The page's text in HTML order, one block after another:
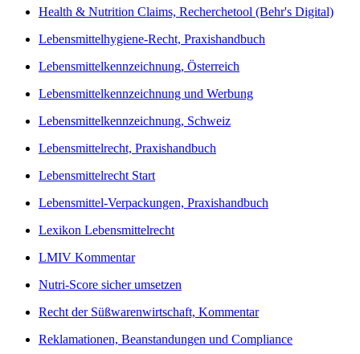
Health & Nutrition Claims, Recherchetool (Behr's Digital)
Lebensmittelhygiene-Recht, Praxishandbuch
Lebensmittelkennzeichnung, Österreich
Lebensmittelkennzeichnung und Werbung
Lebensmittelkennzeichnung, Schweiz
Lebensmittelrecht, Praxishandbuch
Lebensmittelrecht Start
Lebensmittel-Verpackungen, Praxishandbuch
Lexikon Lebensmittelrecht
LMIV Kommentar
Nutri-Score sicher umsetzen
Recht der Süßwarenwirtschaft, Kommentar
Reklamationen, Beanstandungen und Compliance